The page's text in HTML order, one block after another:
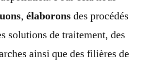
, élaborons des procédés
solutions de traitement, des
ainsi que des filières de